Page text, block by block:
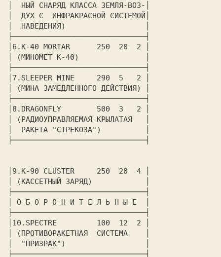
│  НЫЙ СНАРЯД КЛАССА ЗЕМЛЯ-ВОЗ-│
│  ДУХ С  ИНФРАКРАСНОЙ СИСТЕМОЙ│
│  НАВЕДЕНИЯ)                  │
├──────────────────────────────┤
│6. K-40 MORTAR
      250  20  2 │
│ (МИНОМЕТ К-40)               │
├──────────────────────────────┤
│7. SLEEPER MINE
     290  5   2 │
│ (МИНА ЗАМЕДЛЕННОГО ДЕЙСТВИЯ) │
├──────────────────────────────┤
│8. DRAGONFLY
        500  3   2 │
│ (РАДИОУПРАВЛЯЕМАЯ КРЫЛАТАЯ   │
│  РАКЕТА "СТРЕКОЗА")          │
├──────────────────────────────┤
│9. K-90 CLUSTER
     250  20  4 │
│ (КАССЕТНЫЙ ЗАРЯД)            │
├──────────────────────────────┤
О Б О Р О Н И Т Е Л Ь Н Ы Е
├──────────────────────────────┤
│10. SPECTRE
         100  12  2 │
│ (ПРОТИВОРАКЕТНАЯ  СИСТЕМА    │
│  "ПРИЗРАК")                  │
├──────────────────────────────┤